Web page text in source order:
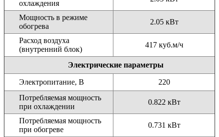
охлаждения
Мощность в режиме
обогрева
2.05 кВт
Расход воздуха
(внутренний блок)
417 куб.м/ч
Электрические параметры
Электропитание, В
220
Потребляемая мощность
при охлаждении
0.822 кВт
Потребляемая мощность
при обогреве
0.731 кВт